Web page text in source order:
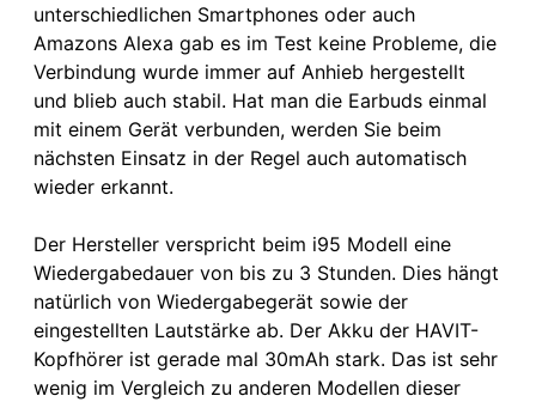
unterschiedlichen Smartphones oder auch
Amazons Alexa gab es im Test keine Probleme, die
Verbindung wurde immer auf Anhieb hergestellt
und blieb auch stabil. Hat man die Earbuds einmal
mit einem Gerät verbunden, werden Sie beim
nächsten Einsatz in der Regel auch automatisch
wieder erkannt.
Der Hersteller verspricht beim i95 Modell eine
Wiedergabedauer von bis zu 3 Stunden. Dies hängt
natürlich von Wiedergabegerät sowie der
eingestellten Lautstärke ab. Der Akku der HAVIT-
Kopfhörer ist gerade mal 30mAh stark. Das ist sehr
wenig im Vergleich zu anderen Modellen dieser